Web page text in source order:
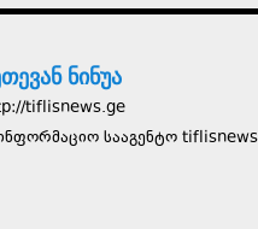
ნინუა
tiflisnews.ge
სააგენტო